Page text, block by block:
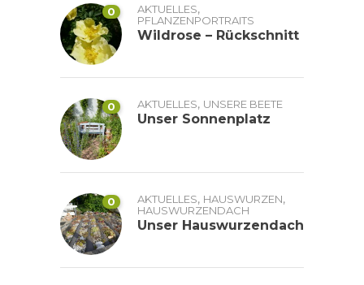
0 AKTUELLES,
PFLANZENPORTRAITS
Wildrose – Rückschnitt
0 AKTUELLES, UNSERE BEETE
Unser Sonnenplatz
0 AKTUELLES, HAUSWURZEN,
HAUSWURZENDACH
Unser Hauswurzendach